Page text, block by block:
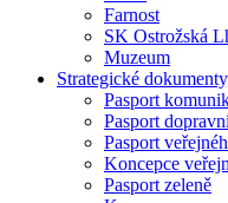
Farnost
SK Ostrožská
Muzeum
Strategické
Pasport
Pasport
Pasport
Koncepce
Pasport zeleně